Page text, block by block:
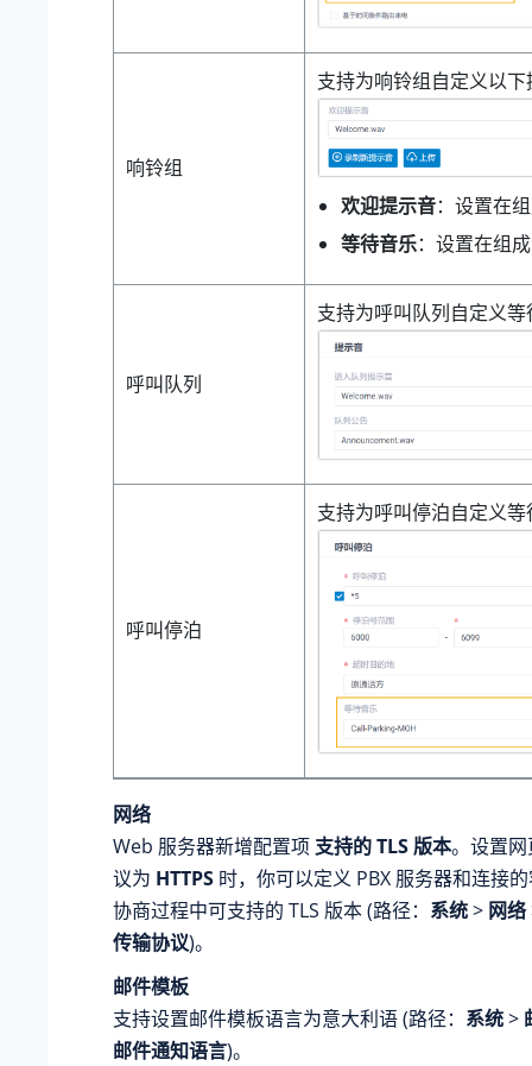
响铃组
支持为响铃组自定义以
欢迎提示音：设置在
等待音乐：设置在组
呼叫队列
支持为呼叫队列自定义
呼叫停泊
支持为呼叫停泊自定义
网络
Web 服务器新增配置项 支持的 TLS 版本。设置
议为 HTTPS 时，你可以定义 PBX 服务器和连接
协商过程中可支持的 TLS 版本 (路径： 系统> 网络
传输协议)。
邮件模板
支持设置邮件模板语言为意大利语 (路径： 系统>
邮件通知语言)。